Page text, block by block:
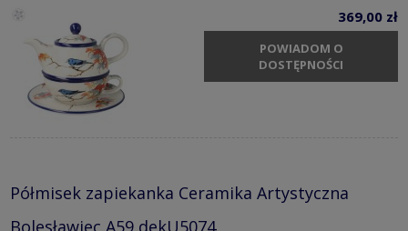
369,00 zł
POWIADOM O
DOSTĘPNOŚCI
Półmisek zapiekanka Ceramika Artystyczna
Bolesławiec A59 dekU5074